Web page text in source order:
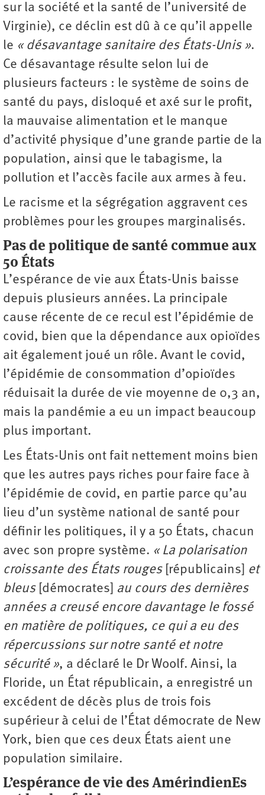
sur la société et la santé de l’université de
Virginie), ce déclin est dû à ce qu’il appelle
le « désavantage sanitaire des États-Unis ».
Ce désavantage résulte selon lui de
plusieurs facteurs : le système de soins de
santé du pays, disloqué et axé sur le profit,
la mauvaise alimentation et le manque
d’activité physique d’une grande partie de la
population, ainsi que le tabagisme, la
pollution et l’accès facile aux armes à feu.
Le racisme et la ségrégation aggravent ces
problèmes pour les groupes marginalisés.
Pas de politique de santé commue aux
50 États
L’espérance de vie aux États-Unis baisse
depuis plusieurs années. La principale
cause récente de ce recul est l’épidémie de
covid, bien que la dépendance aux opioïdes
ait également joué un rôle. Avant le covid,
l’épidémie de consommation d’opioïdes
réduisait la durée de vie moyenne de 0,3 an,
mais la pandémie a eu un impact beaucoup
plus important.
Les États-Unis ont fait nettement moins bien
que les autres pays riches pour faire face à
l’épidémie de covid, en partie parce qu’au
lieu d’un système national de santé pour
définir les politiques, il y a 50 États, chacun
avec son propre système. « La polarisation
croissante des États rouges [républicains]
et
bleus [démocrates] au cours des dernières
années a creusé encore davantage le fossé
en matière de politiques, ce qui a eu des
répercussions sur notre santé et notre
sécurité », a déclaré le Dr Woolf. Ainsi, la
Floride, un État républicain, a enregistré un
excédent de décès plus de trois fois
supérieur à celui de l’État démocrate de New
York, bien que ces deux États aient une
population similaire.
L’espérance de vie des AmérindienEs